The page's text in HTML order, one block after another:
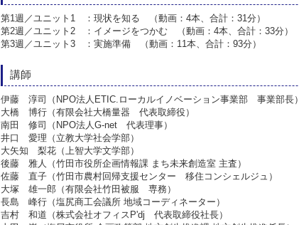
第1週／ユニット1 ：現状を知る （動画：4本、合計：31分）
第2週／ユニット2 ：イメージをつかむ （動画：4本、合計：33分）
第3週／ユニット3 ：実施準備 （動画：11本、合計：93分）
講師
伊藤 淳司（NPO法人ETIC.ローカルイノベーション事業部 事業部長）
大橋 博行（有限会社大橋量器 代表取締役）
南田 修司（NPO法人G-net 代表理事）
井口 愛理（立教大学社会学部）
大矢知 梨花（上智大学文学部）
後藤 雅人（竹田市役所企画情報課 まち未来創造室 主査）
佐藤 直子（竹田市農村回帰支援センター 移住コンシェルジュ）
大塚 雄一郎（有限会社竹田被服 専務）
長島 峰行（塩尻商工会議所 地域コーディネーター）
吉村 和道（株式会社オフィスP'dj 代表取締役社長）